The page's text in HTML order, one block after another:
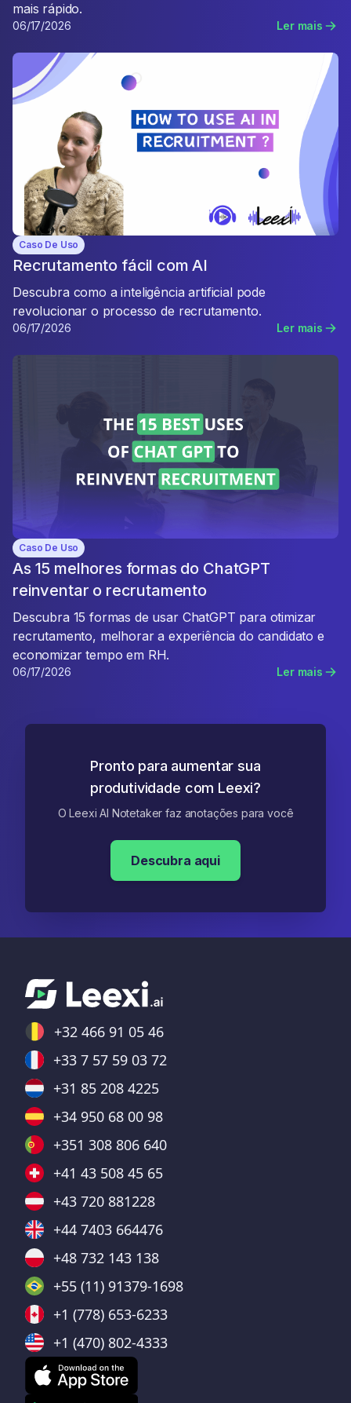
mais rápido.
06/17/2026 Ler mais
Caso De Uso
Recrutamento fácil com AI
Descubra como a inteligência artificial pode
revolucionar o processo de recrutamento.
06/17/2026 Ler mais
Caso De Uso
As 15 melhores formas do ChatGPT
reinventar o recrutamento
Descubra 15 formas de usar ChatGPT para otimizar
recrutamento, melhorar a experiência do candidato e
economizar tempo em RH.
06/17/2026 Ler mais
Pronto para aumentar sua
produtividade com Leexi?
O Leexi AI Notetaker faz anotações para você
Descubra aqui
+32 466 91 05 46
+33 7 57 59 03 72
+31 85 208 4225
+34 950 68 00 98
+351 308 806 640
+41 43 508 45 65
+43 720 881228
+44 7403 664476
+48 732 143 138
+55 (11) 91379-1698
+1 (778) 653-6233
+1 (470) 802-4333